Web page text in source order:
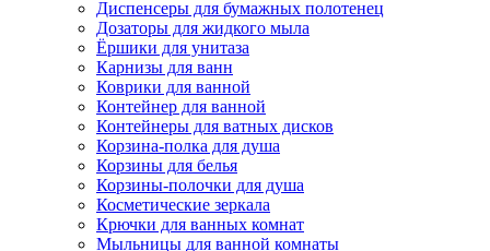
Диспенсеры для бумажных полотенец
Дозаторы для жидкого мыла
Ёршики для унитаза
Карнизы для ванн
Коврики для ванной
Контейнер для ванной
Контейнеры для ватных дисков
Корзина-полка для душа
Корзины для белья
Корзины-полочки для душа
Косметические зеркала
Крючки для ванных комнат
Мыльницы для ванной комнаты